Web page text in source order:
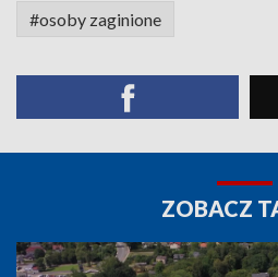
#osoby zaginione
ZOBACZ